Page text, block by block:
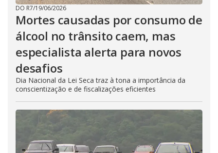
DO R7/19/06/2026
Mortes causadas por consumo de
álcool no trânsito caem, mas
especialista alerta para novos
desafios
Dia Nacional da Lei Seca traz à tona a importância da
conscientização e de fiscalizações eficientes